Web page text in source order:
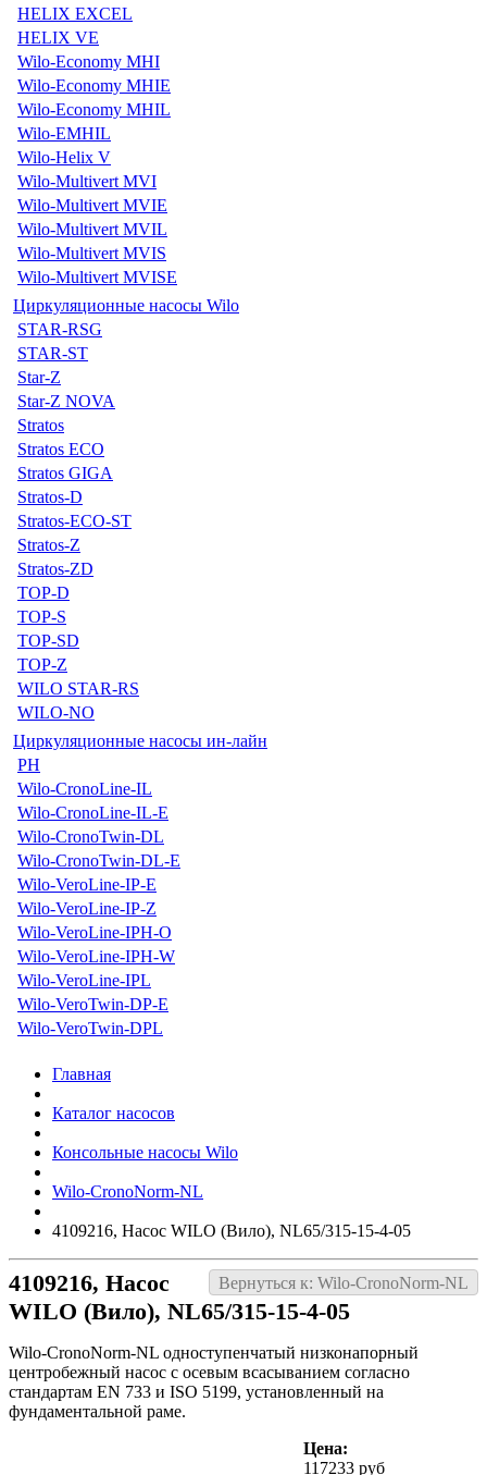
HELIX EXCEL
HELIX VE
Wilo-Economy MHI
Wilo-Economy MHIE
Wilo-Economy MHIL
Wilo-EMHIL
Wilo-Helix V
Wilo-Multivert MVI
Wilo-Multivert MVIE
Wilo-Multivert MVIL
Wilo-Multivert MVIS
Wilo-Multivert MVISE
Циркуляционные насосы Wilo
STAR-RSG
STAR-ST
Star-Z
Star-Z NOVA
Stratos
Stratos ECO
Stratos GIGA
Stratos-D
Stratos-ECO-ST
Stratos-Z
Stratos-ZD
TOP-D
TOP-S
TOP-SD
TOP-Z
WILO STAR-RS
WILO-NO
Циркуляционные насосы ин-лайн
PH
Wilo-CronoLine-IL
Wilo-CronoLine-IL-E
Wilo-CronoTwin-DL
Wilo-CronoTwin-DL-E
Wilo-VeroLine-IP-E
Wilo-VeroLine-IP-Z
Wilo-VeroLine-IPH-O
Wilo-VeroLine-IPH-W
Wilo-VeroLine-IPL
Wilo-VeroTwin-DP-E
Wilo-VeroTwin-DPL
Главная
Каталог насосов
Консольные насосы Wilo
Wilo-CronoNorm-NL
4109216, Насос WILO (Вило), NL65/315-15-4-05
Вернуться к: Wilo-CronoNorm-NL
4109216, Насос
WILO (Вило), NL65/315-15-4-05
Wilo-CronoNorm-NL одноступенчатый низконапорный
центробежный насос с осевым всасыванием согласно
стандартам EN 733 и ISO 5199, установленный на
фундаментальной раме.
Цена:
117233 руб